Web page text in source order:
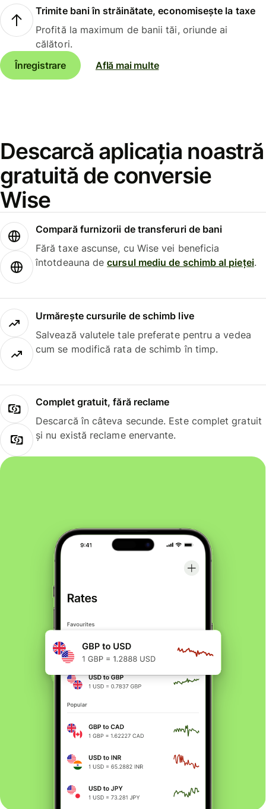
Trimite bani în străinătate, economisește la taxe
Profită la maximum de banii tăi, oriunde ai
călători.
Înregistrare
Află mai multe
Descarcă aplicația noastră
gratuită de conversie
Wise
Compară furnizorii de transferuri de bani
Fără taxe ascunse, cu Wise vei beneficia
întotdeauna decursul mediu de schimb al pieței.
Urmărește cursurile de schimb live
Salvează valutele tale preferate pentru a vedea
cum se modifică rata de schimb în timp.
Complet gratuit, fără reclame
Descarcă în câteva secunde. Este complet gratuit
și nu există reclame enervante.